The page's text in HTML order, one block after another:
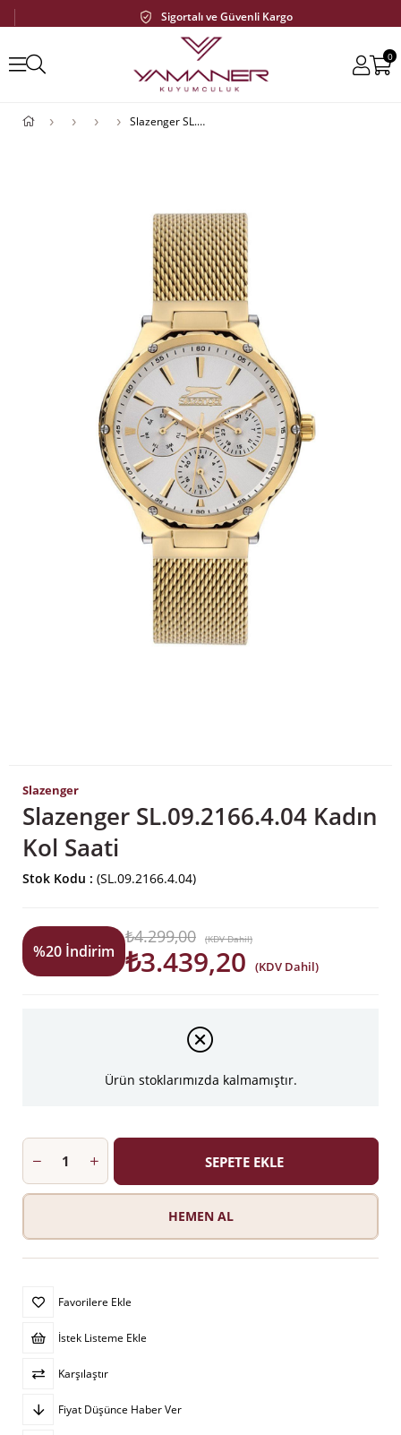
Sigortalı ve Güvenli Kargo
0
Slazenger SL.09.2166.4.04 Kadın Kol Saati
Slazenger
Slazenger SL.09.2166.4.04 Kadın
Kol Saati
Stok Kodu (SL.09.2166.4.04)
%20 İndirim
₺4.299,00 (KDV Dahil)
₺3.439,20 (KDV Dahil)
Ürün stoklarımızda kalmamıştır.
Favorilere Ekle
İstek Listeme Ekle
Karşılaştır
Fiyat Düşünce Haber Ver